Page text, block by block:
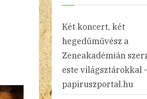
Két koncert, két
hegedűművész a
Zeneakadémián
este világsztárokkal
papiruszportal.hu